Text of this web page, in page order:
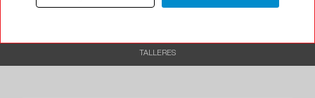
CARACTERÍSTICAS
TALLERES